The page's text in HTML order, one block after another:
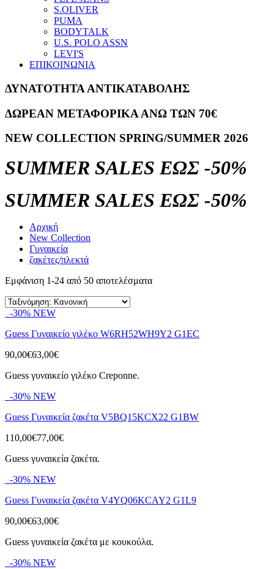
S.OLIVER
PUMA
BODYTALK
U.S. POLO ASSN
LEVI'S
ΕΠΙΚΟΙΝΩΝΙΑ
ΔΥΝΑΤΟΤΗΤΑ ΑΝΤΙΚΑΤΑΒΟΛΗΣ
ΔΩΡΕΑΝ ΜΕΤΑΦΟΡΙΚΑ ΑΝΩ ΤΩΝ 70€
NEW COLLECTION SPRING/SUMMER 2026
SUMMER SALES ΕΩΣ -50%
SUMMER SALES ΕΩΣ -50%
Αρχική
New Collection
Γυναικεία
ζακέτες/πλεκτά
Εμφάνιση 1-24 από 50 αποτελέσματα
-30% NEW
Guess Γυναικείο γιλέκο W6RH52WH9Y2 G1EC
90,00€63,00€
Guess γυναικείο γιλέκο Creponne.
-30% NEW
Guess Γυναικεία ζακέτα V5BQ15KCX22 G1BW
110,00€77,00€
Guess γυναικεία ζακέτα.
-30% NEW
Guess Γυναικεία ζακέτα V4YQ06KCAY2 G1L9
90,00€63,00€
Guess γυναικεία ζακέτα με κουκούλα.
-30% NEW